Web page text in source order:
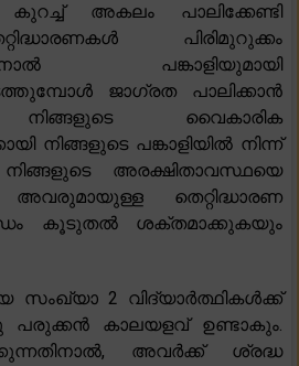
കുറച്ച് അകലം പാലിക്കേണ്ടി
പിരിമുറുക്കം
പങ്കാളിയുമായി
ജാഗ്രത പാലിക്കാൻ
നിങ്ങളുടെ വൈകാരിക
നിങ്ങളുടെ പങ്കാളിയിൽ നിന്ന്
അരക്ഷിതാവസ്ഥയെ
തെറ്റിദ്ധാരണ
കൂടുതൽ ശക്തമാക്കുകയും
സംഖ്യാ 2 വിദ്യാർത്ഥികൾക്ക്
കാലയളവ് ഉണ്ടാകും.
അവർക്ക് ശ്രദ്ധ